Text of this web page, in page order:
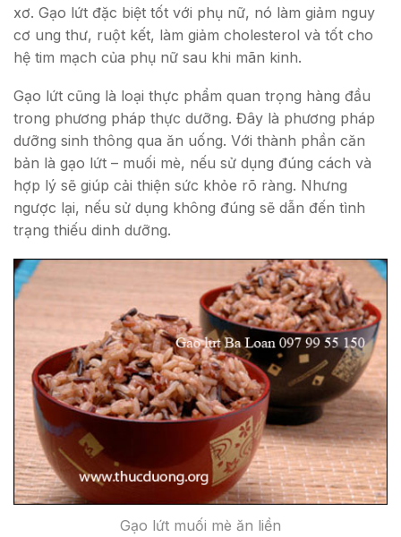
xơ. Gạo lứt đặc biệt tốt với phụ nữ, nó làm giảm nguy
cơ ung thư, ruột kết, làm giảm cholesterol và tốt cho
hệ tim mạch của phụ nữ sau khi mãn kinh.
Gạo lứt cũng là loại thực phẩm quan trọng hàng đầu
trong phương pháp thực dưỡng. Đây là phương pháp
dưỡng sinh thông qua ăn uống. Với thành phần căn
bản là gạo lứt – muối mè, nếu sử dụng đúng cách và
hợp lý sẽ giúp cải thiện sức khỏe rõ ràng. Nhưng
ngược lại, nếu sử dụng không đúng sẽ dẫn đến tình
trạng thiếu dinh dưỡng.
Gạo lứt muối mè ăn liền